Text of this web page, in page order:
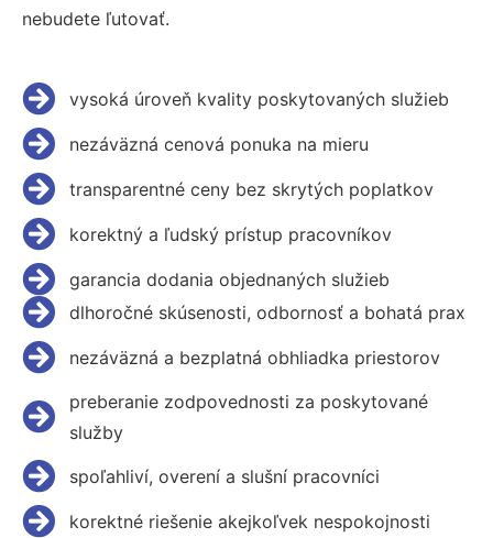
nebudete ľutovať.
vysoká úroveň kvality poskytovaných služieb
nezáväzná cenová ponuka na mieru
transparentné ceny bez skrytých poplatkov
korektný a ľudský prístup pracovníkov
garancia dodania objednaných služieb
dlhoročné skúsenosti, odbornosť a bohatá prax
nezáväzná a bezplatná obhliadka priestorov
preberanie zodpovednosti za poskytované
služby
spoľahliví, overení a slušní pracovníci
korektné riešenie akejkoľvek nespokojnosti